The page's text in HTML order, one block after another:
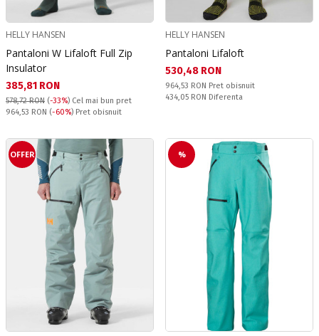
HELLY HANSEN
Pantaloni W Lifaloft Full Zip
Insulator
Текуща цена:
385,81 RON
578,72 RON (-33%) Cel mai bun pret
Pret obisnuit:
964,53 RON (-60%) Pret obisnuit
HELLY HANSEN
Pantaloni Lifaloft
Текуща цена:
530,48 RON
Pret obisnuit:
964,53 RON Pret obisnuit
Спестявате:
434,05 RON Diferenta
OFFER %